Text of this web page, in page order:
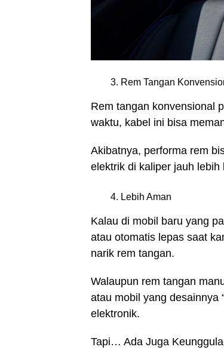
Rem Tangan
Rem tangan konvensional
waktu, kabel ini bisa
Akibatnya, performa rem
elektrik di kaliper jauh
Lebih Aman
Kalau di mobil baru yang
atau otomatis lepas saat
narik rem tangan.
Walaupun rem tangan
atau mobil yang desainnya
elektronik.
Tapi… Ada Juga